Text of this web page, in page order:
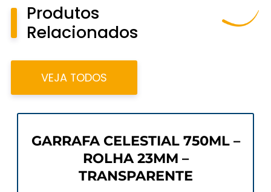
Produtos
Relacionados
VEJA TODOS
GARRAFA CELESTIAL 750ML –
ROLHA 23MM –
TRANSPARENTE